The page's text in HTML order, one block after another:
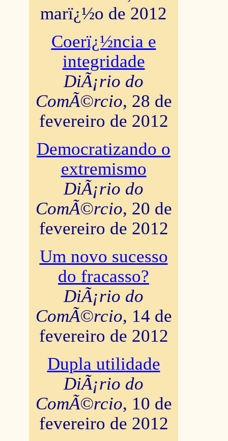
marï¿½o de 2012
Coerï¿½ncia e
integridade
DiÃ¡rio do
ComÃ©rcio, 28 de
fevereiro de 2012
Democratizando o
extremismo
DiÃ¡rio do
ComÃ©rcio, 20 de
fevereiro de 2012
Um novo sucesso
do fracasso?
DiÃ¡rio do
ComÃ©rcio, 14 de
fevereiro de 2012
Dupla utilidade
DiÃ¡rio do
ComÃ©rcio, 10 de
fevereiro de 2012